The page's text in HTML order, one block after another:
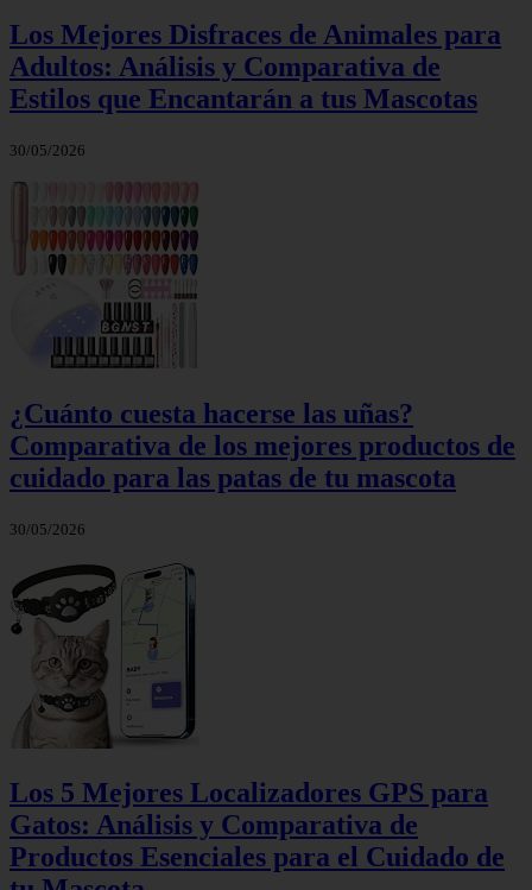
Los Mejores Disfraces de Animales para
Adultos: Análisis y Comparativa de
Estilos que Encantarán a tus Mascotas
30/05/2026
¿Cuánto cuesta hacerse las uñas?
Comparativa de los mejores productos de
cuidado para las patas de tu mascota
30/05/2026
Los 5 Mejores Localizadores GPS para
Gatos: Análisis y Comparativa de
Productos Esenciales para el Cuidado de